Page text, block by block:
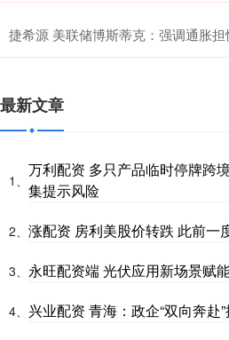
捷希源 美联储博斯蒂克：强调通胀
最新文章
1、
万利配资 多只产品临时停牌跨
集提示风险
2、 涨配资 房利美股价转跌 此前一
3、 永旺配资端 光伏应用新场景赋
4、 兴业配资 青海：政企“双向奔赴